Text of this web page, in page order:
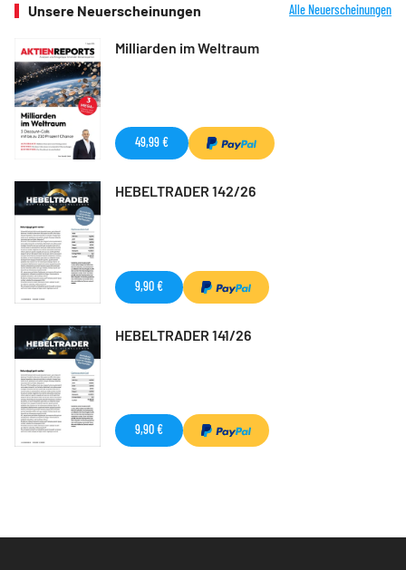
Unsere Neuerscheinungen Alle Neuerscheinungen
Milliarden im Weltraum
49,99 €
HEBELTRADER 142/26
9,90 €
HEBELTRADER 141/26
9,90 €